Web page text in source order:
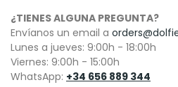
¿TIENES ALGUNA PREGUNTA?
Envíanos un email a
Lunes a jueves: 9:00h - 18:00h
Viernes: 9:00h - 15:00h
WhatsApp: +34 656 889 344